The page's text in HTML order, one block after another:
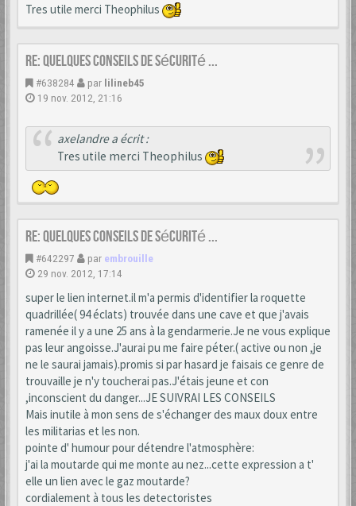
Tres utile merci Theophilus
Re: Quelques conseils de sécurité ...
#638284 par lilineb45
19 nov. 2012, 21:16
axelandre a écrit :
Tres utile merci Theophilus
Re: Quelques conseils de sécurité ...
#642297 par embrouille
29 nov. 2012, 17:14
super le lien internet.il m'a permis d'identifier la roquette
quadrillée( 94 éclats) trouvée dans une cave et que j'avais
ramenée il y a une 25 ans à la gendarmerie.Je ne vous explique
pas leur angoisse.J'aurai pu me faire péter.( active ou non ,je
ne le saurai jamais).promis si par hasard je faisais ce genre de
trouvaille je n'y toucherai pas.J'étais jeune et con
,inconscient du danger...JE SUIVRAI LES CONSEILS
Mais inutile à mon sens de s'échanger des maux doux entre
les militarias et les non.
pointe d' humour pour détendre l'atmosphère:
j'ai la moutarde qui me monte au nez...cette expression a t'
elle un lien avec le gaz moutarde?
cordialement à tous les detectoristes